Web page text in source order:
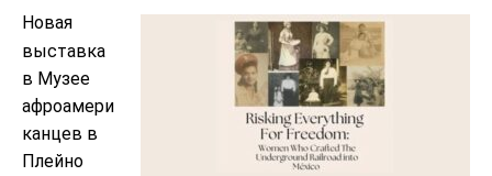
Новая
выставка
в Музее
афроамери
канцев в
Плейно